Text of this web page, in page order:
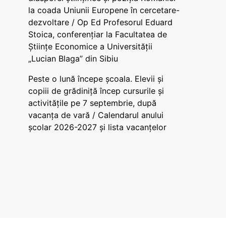
la coada Uniunii Europene în cercetare-
dezvoltare / Op Ed Profesorul Eduard
Stoica, conferențiar la Facultatea de
Științe Economice a Universității
„Lucian Blaga” din Sibiu
Peste o lună începe școala. Elevii și
copiii de grădiniță încep cursurile și
activitățile pe 7 septembrie, după
vacanța de vară / Calendarul anului
școlar 2026-2027 și lista vacanțelor